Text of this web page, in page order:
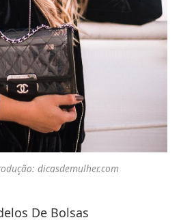
dicasdemulher.com